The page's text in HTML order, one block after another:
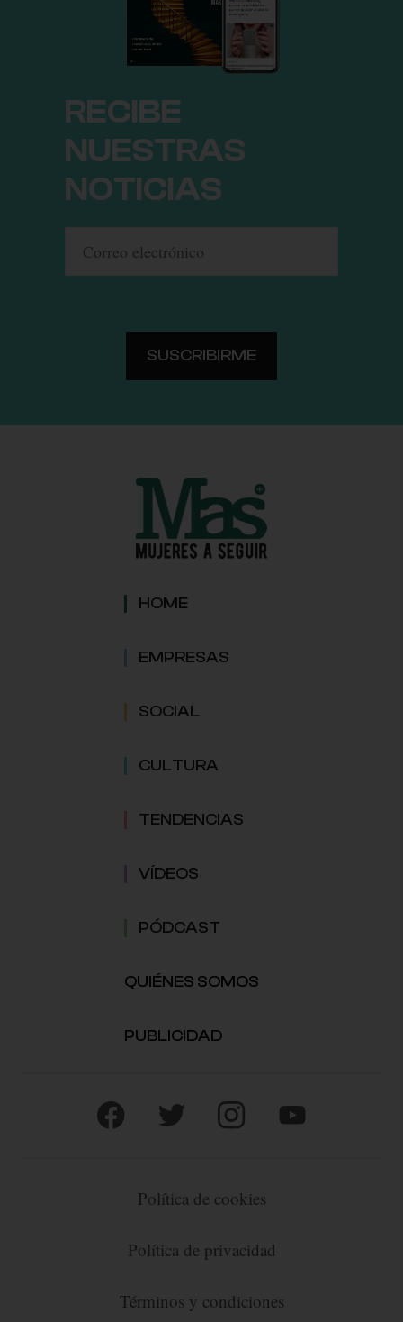
RECIBE
NUESTRAS
NOTICIAS
HOME
EMPRESAS
SOCIAL
CULTURA
TENDENCIAS
VÍDEOS
PÓDCAST
QUIÉNES SOMOS
PUBLICIDAD
Política de cookies
Política de privacidad
Términos y condiciones